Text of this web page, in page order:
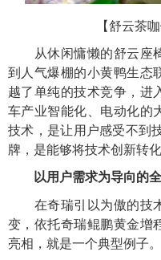
【舒云茶
从休闲慵懒的舒云座
到人气爆棚的小黄鸭生态
越了单纯的技术竞争，进
车产业智能化、电动化的
技术，是让用户感受不到
牌，是能够将技术创新转
以用户需求为导向的
在奇瑞引以为傲的技
变，依托奇瑞鲲鹏黄金增
亮相，就是一个典型例子。